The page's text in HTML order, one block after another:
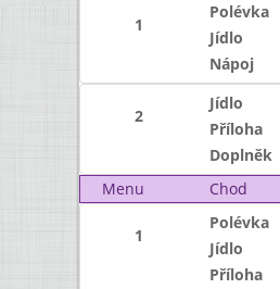
1
Polévka
Jídlo
Nápoj
2
Jídlo
Příloha
Doplněk
Menu
Chod
1
Polévka
Jídlo
Příloha